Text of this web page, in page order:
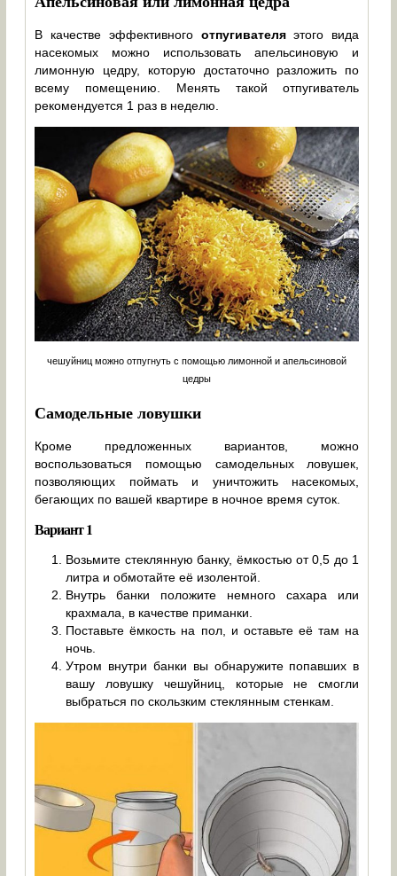
В качестве эффективного отпугивателяэтого вида
насекомых можно использовать апельсиновую и
лимонную цедру, которую достаточно разложить по
всему помещению. Менять такой отпугиватель
рекомендуется 1 раз в неделю.
чешуйниц можно отпугнуть с помощью лимонной и апельсиновой
цедры
Самодельные ловушки
Кроме предложенных вариантов, можно
воспользоваться помощью самодельных ловушек,
позволяющих поймать и уничтожить насекомых,
бегающих по вашей квартире в ночное время суток.
Вариант 1
Возьмите стеклянную банку, ёмкостью от 0,5 до 1
литра и обмотайте её изолентой.
Внутрь банки положите немного сахара или
крахмала, в качестве приманки.
Поставьте ёмкость на пол, и оставьте её там на
ночь.
Утром внутри банки вы обнаружите попавших в
вашу ловушку чешуйниц, которые не смогли
выбраться по скользким стеклянным стенкам.